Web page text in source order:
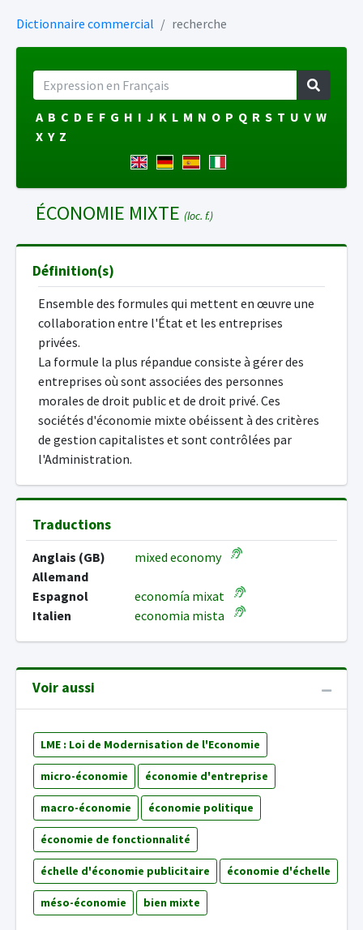
Dictionnaire commercial recherche
A B C D E F G H I J K L M N O P Q R S T U V W
X Y Z
ÉCONOMIE MIXTE (loc. f.)
Définition(s)
Ensemble des formules qui mettent en œuvre une
collaboration entre l'État et les entreprises
privées.
La formule la plus répandue consiste à gérer des
entreprises où sont associées des personnes
morales de droit public et de droit privé. Ces
sociétés d'économie mixte obéissent à des critères
de gestion capitalistes et sont contrôlées par
l'Administration.
Traductions
Anglais (GB)
mixed economy
Allemand
Espagnol
economía mixat
Italien
economia mista
Voir aussi
LME : Loi de Modernisation de l'Economie
micro-économie économie d'entreprise
macro-économie économie politique
économie de fonctionnalité
échelle d'économie publicitaire économie d'échelle
méso-économie bien mixte